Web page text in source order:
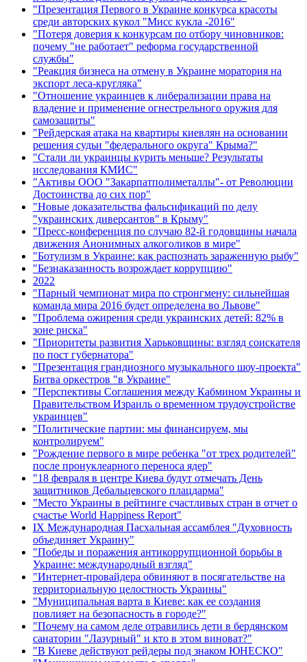
"Презентация Первого в Украине конкурса красоты
среди авторских кукол "Мисс кукла -2016"
"Потеря доверия к конкурсам по отбору чиновников:
почему "не работает" реформа государственной
службы"
"Реакция бизнеса на отмену в Украине моратория на
экспорт леса-кругляка"
"Отношение украинцев к либерализации права на
владение и применение огнестрельного оружия для
самозащиты"
"Рейдерская атака на квартиры киевлян на основании
решения судьи "федерального округа" Крыма?"
"Стали ли украинцы курить меньше? Результаты
исследования КМИС"
"Активы ООО "Закарпатполиметаллы"- от Революции
Достоинства до сих пор"
"Новые доказательства фальсификаций по делу
"украинских диверсантов" в Крыму"
"Пресс-конференция по случаю 82-й годовщины начала
движения Анонимных алкоголиков в мире"
"Ботулизм в Украине: как распознать зараженную рыбу"
"Безнаказанность возрождает коррупцию"
2022
"Парный чемпионат мира по стронгмену: сильнейшая
команда мира 2016 будет определена во Львове"
"Проблема ожирения среди украинских детей: 82% в
зоне риска"
"Приоритеты развития Харьковщины: взгляд соискателя
по пост губернатора"
"Презентация грандиозного музыкального шоу-проекта"
Битва оркестров "в Украине"
"Перспективы Соглашения между Кабмином Украины и
Правительством Израиль о временном трудоустройстве
украинцев"
"Политические партии: мы финансируем, мы
контролируем"
"Рождение первого в мире ребенка "от трех родителей"
после пронуклеарного переноса ядер"
"18 февраля в центре Киева будут отмечать День
защитников Дебальцевского плацдарма"
"Место Украины в рейтинге счастливых стран в отчет о
счастье World Happiness Report"
ІХ Международная Пасхальная ассамблея "Духовность
объединяет Украину"
"Победы и поражения антикоррупционной борьбы в
Украине: международный взгляд"
"Интернет-провайдера обвиняют в посягательстве на
территориальную целостность Украины"
"Муниципальная варта в Киеве: как ее создания
повлияет на безопасность в городе?"
"Почему на самом деле отравились дети в бердянском
санатории "Лазурный" и кто в этом виноват?"
"В Киеве действуют рейдеры под знаком ЮНЕСКО"